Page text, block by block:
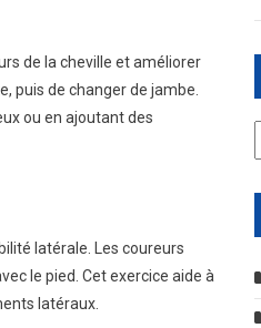
de la cheville et améliorer
puis de changer de jambe.
ou en ajoutant des
latérale. Les coureurs
le pied. Cet exercice aide à
latéraux.